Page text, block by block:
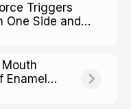
Triggers
One Side and
Enamel